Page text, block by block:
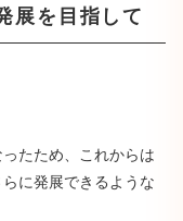
展を目指して
たため、これからは
に発展できるような